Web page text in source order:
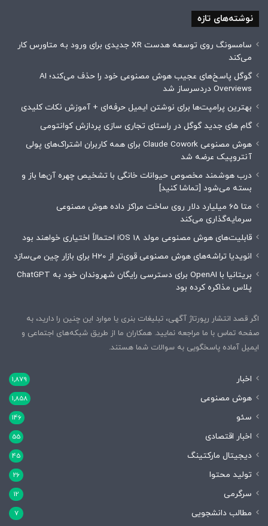
نوشته‌های تازه
سامسونگ روی توسعه هدست XR جدیدی برای ورود به متاورس کار
می‌کند
گوگل پاسخ‌های عجیب هوش مصنوعی خود را حذف می‌کند؛ AI
Overviews دردسرساز شد
بهترین پرامپت‌ها برای نوشتن ایمیل حرفه‌ای + آموزش نکات کلیدی
گام های جدید گوگل در راستای تجاری سازی پردازش کوانتومی
هوش مصنوعی Claude Cowork برای همه کاربران اشتراک‌های پولی
آنتروپیک عرضه شد
درب هوشمند مخصوص حیوانات خانگی با تشخیص چهره آن‌ها باز و
بسته می‌شود [تماشا کنید]
متا 65 میلیارد دلار روی ساخت مراکز داده هوش مصنوعی
سرمایه‌گذاری می‌کند
قابلیت‌های هوش مصنوعی مولد iOS 18 احتمالاً اختیاری خواهند بود
انویدیا تراشه‌های هوش مصنوعی قوی‌تر از H20 برای بازار چین می‌سازد
بریتانیا با OpenAI برای دسترسی رایگان شهروندان خود به ChatGPT
پلاس مذاکره کرده بود
اگر قصد انتشار رپورتاژ آگهی، تبلیغات بنری یا موارد این چنین را دارید، به
صفحه تماس با ما مراجعه نمایید. همکاران ما از طریق شبکه‌های اجتماعی و
ایمیل آماده پاسخگویی به سوالات شما هستند.
اخبار 1,879
هوش مصنوعی 1,858
سئو 146
اخبار اقتصادی 55
دیجیتال مارکتینگ 45
تولید محتوا 26
سرگرمی 12
مطالب دانشجویی 7